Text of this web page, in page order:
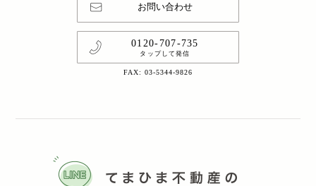
お問い合わせ
0120-707-735
タップして発信
FAX: 03-5344-9826